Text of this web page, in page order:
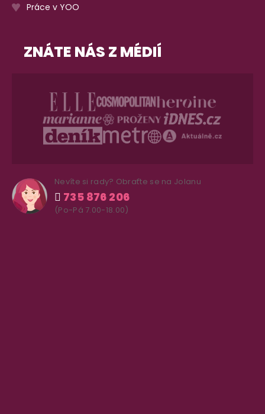
Práce v YOO
ZNÁTE NÁS Z MÉDIÍ
Nevíte si rady? Obraťte se na Jolanu
735 876 206
(Po-Pá 7.00-18.00)